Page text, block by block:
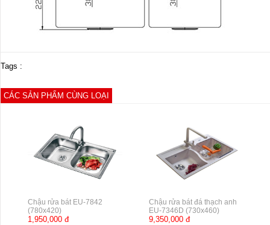
Tags :
CÁC SẢN PHẨM CÙNG LOẠI
Chậu rửa bát EU-7842
(780x420)
1,950,000 đ
Chậu rửa bát đá thạch anh
EU-7346D (730x460)
9,350,000 đ